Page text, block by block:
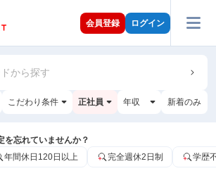
会員登録 ログイン
から探す
こだわり条件 正社員 年収 新着のみ
を忘れていませんか？
年間休日120日以上 完全週休2日制 学歴